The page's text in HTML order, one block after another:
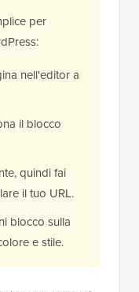
per
nell'editor a
il blocco
quindi fai
il tuo URL.
blocco sulla
e stile.